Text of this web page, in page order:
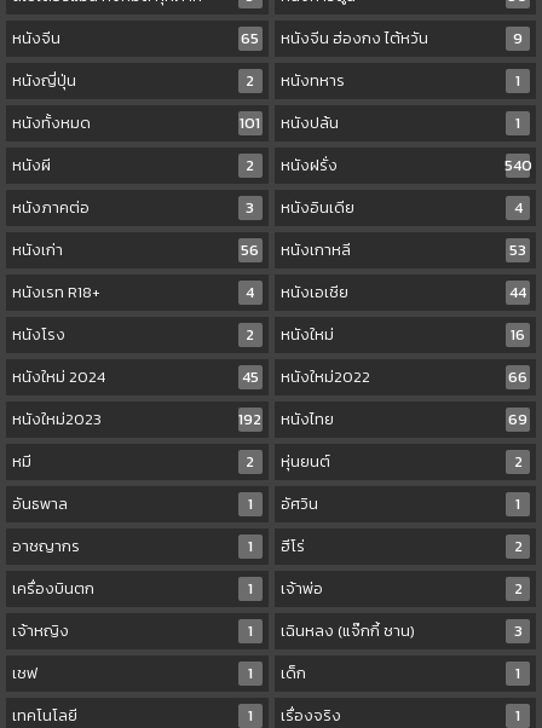
หนังจีน
65 หนังจีน ฮ่องกง ไต้หวัน
9
หนังญี่ปุ่น
2 หนังทหาร
1
หนังทั้งหมด
101 หนังปล้น
1
หนังผี
2 หนังฝรั่ง
540
หนังภาคต่อ
3 หนังอินเดีย
4
หนังเก่า
56 หนังเกาหลี
53
หนังเรท R18+
4 หนังเอเชีย
44
หนังโรง
2 หนังใหม่
16
หนังใหม่ 2024
45 หนังใหม่2022
66
หนังใหม่2023
192 หนังไทย
69
หมี
2 หุ่นยนต์
2
อันธพาล
1 อัศวิน
1
อาชญากร
1 ฮีโร่
2
เครื่องบินตก
1 เจ้าพ่อ
2
เจ้าหญิง
1 เฉินหลง (แจ๊กกี้ ชาน)
3
เชฟ
1 เด็ก
1
เทคโนโลยี
1 เรื่องจริง
1